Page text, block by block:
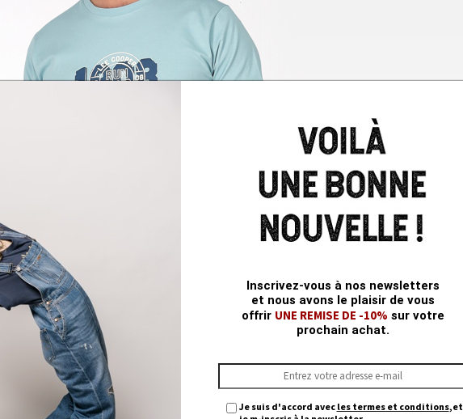
Inscrivez-vous à nos newsletters
et nous avons le plaisir de vous
offrir UNE REMISE DE -10% sur votre
prochain achat.
Je suis d'accord avec les termes et conditions,et